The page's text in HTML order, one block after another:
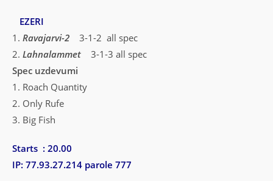
EZERI
1. Ravajarvi-2
3-1-2 all spec
2. Lahnalammet
3-1-3 all spec
Spec uzdevumi
1. Roach Quantity
2. Only Rufe
3. Big Fish
Starts : 20.00
IP: 77.93.27.214 parole 777